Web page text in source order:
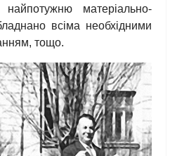
матеріально-
всіма необхідними
тощо.